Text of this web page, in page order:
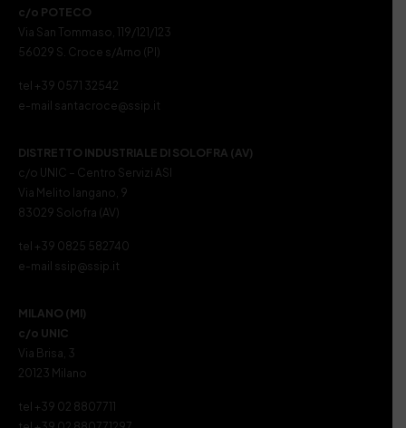
c/o POTECO
Via San Tommaso, 119/121/123
56029 S. Croce s/Arno (PI)
tel +39 0571 32542
e-mail santacroce@ssip.it
DISTRETTO INDUSTRIALE DI SOLOFRA (AV)
c/o UNIC – Centro Servizi ASI
Via Melito Iangano, 9
83029 Solofra (AV)
tel +39 0825 582740
e-mail ssip@ssip.it
MILANO (MI)
c/o UNIC
Via Brisa, 3
20123 Milano
tel +39 02 8807711